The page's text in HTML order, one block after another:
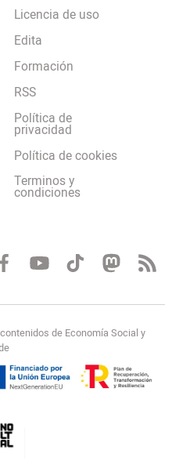
Licencia de uso
Edita
Formación
RSS
Política de
privacidad
Política de cookies
Terminos y
condiciones
de Economía Social y